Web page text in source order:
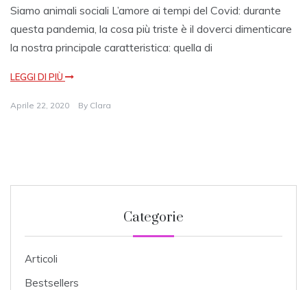
Siamo animali sociali L’amore ai tempi del Covid: durante
questa pandemia, la cosa più triste è il doverci dimenticare
la nostra principale caratteristica: quella di
LEGGI DI PIÙ
Aprile 22, 2020 By Clara
Categorie
Articoli
Bestsellers